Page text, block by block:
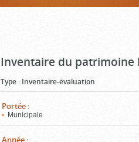
Inventaire du patrimoine
Type : Inventaire-évaluation
Portée :
Municipale